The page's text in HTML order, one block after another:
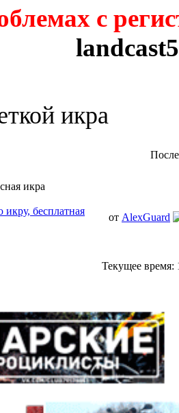
с
икра
бесплатная
от AlexGuard
Текущее время: